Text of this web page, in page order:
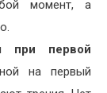
момент, а
при первой
на первый